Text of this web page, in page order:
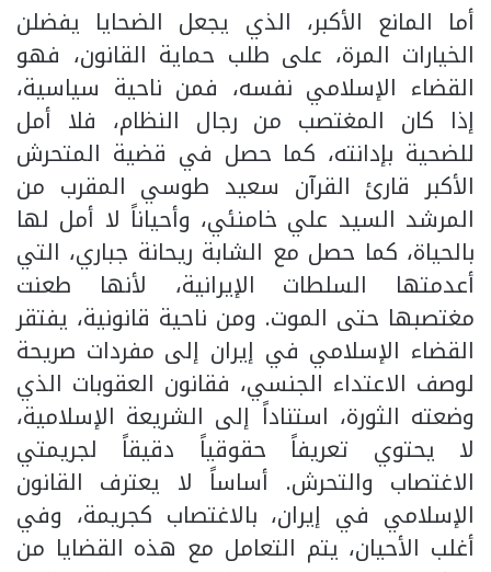
أما المانع الأكبر، الذي يجعل الضحايا يفضلن
الخيارات المرة، على طلب حماية القانون، فهو
القضاء الإسلامي نفسه، فمن ناحية سياسية،
إذا كان المغتصب من رجال النظام، فلا أمل
للضحية بإدانته، كما حصل في قضية المتحرش
الأكبر قارئ القرآن سعيد طوسي المقرب من
المرشد السيد علي خامنئي، وأحياناً لا أمل لها
بالحياة، كما حصل مع الشابة ريحانة جباري، التي
أعدمتها السلطات الإيرانية، لأنها طعنت
مغتصبها حتى الموت. ومن ناحية قانونية، يفتقر
القضاء الإسلامي في إيران إلى مفردات صريحة
لوصف الاعتداء الجنسي، فقانون العقوبات الذي
وضعته الثورة، استناداً إلى الشريعة الإسلامية،
لا يحتوي تعريفاً حقوقياً دقيقاً لجريمتي
الاغتصاب والتحرش. أساساً لا يعترف القانون
الإسلامي في إيران، بالاغتصاب كجريمة، وفي
أغلب الأحيان، يتم التعامل مع هذه القضايا من